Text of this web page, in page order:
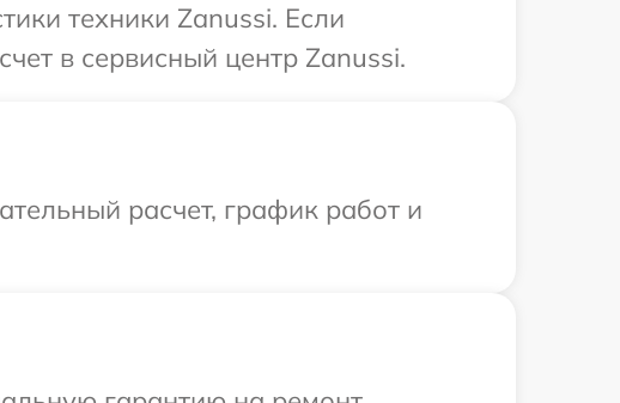
техники Zanussi. Если
в сервисный центр Zanussi.
расчет, график работ и